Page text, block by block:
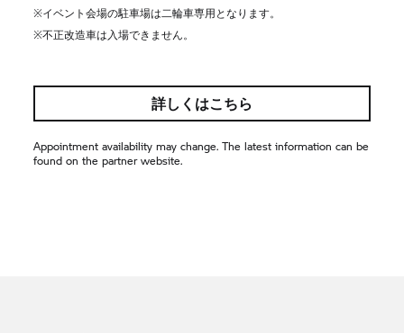
※イベント会場の駐車場は二輪車専用となります。
※不正改造車は入場できません。
詳しくはこちら
Appointment availability may change. The latest information can be
found on the partner website.